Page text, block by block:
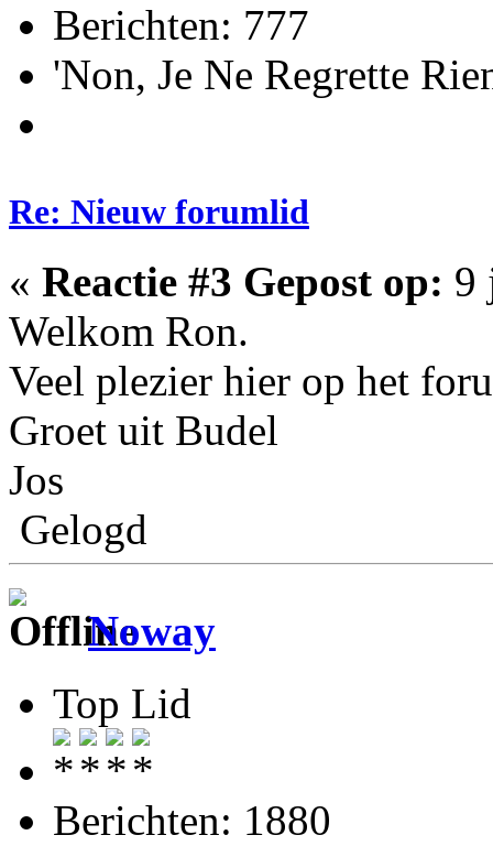
Berichten: 777
'Non, Je Ne Regrette
Re: Nieuw forumlid
« Reactie #3 Gepost op: 9
Welkom Ron.
Veel plezier hier op het
Groet uit Budel
Jos
Gelogd
Noway
Top Lid
Berichten: 1880